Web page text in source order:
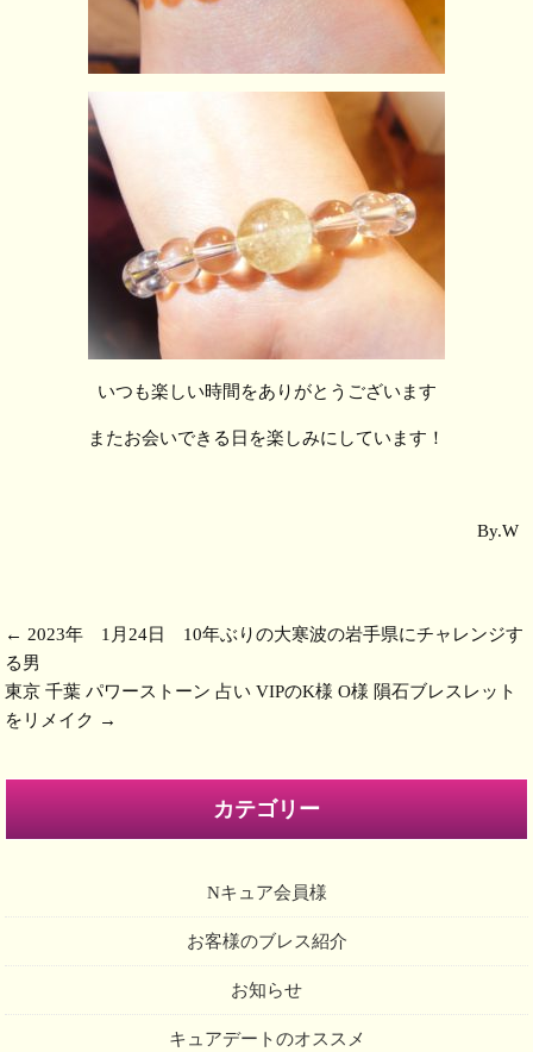
いつも楽しい時間をありがとうございます
またお会いできる日を楽しみにしています！
By.W
← 2023年 1月24日 10年ぶりの大寒波の岩手県にチャレンジす
る男
東京 千葉 パワーストーン 占い VIPのK様 O様 隕石ブレスレット
をリメイク →
カテゴリー
Nキュア会員様
お客様のブレス紹介
お知らせ
キュアデートのオススメ